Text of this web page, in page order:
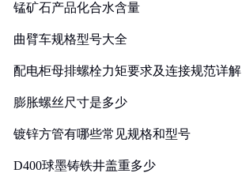
锰矿石产品化合水含量
曲臂车规格型号大全
配电柜母排螺栓力矩要求及连接规范详解
膨胀螺丝尺寸是多少
镀锌方管有哪些常见规格和型号
D400球墨铸铁井盖重多少